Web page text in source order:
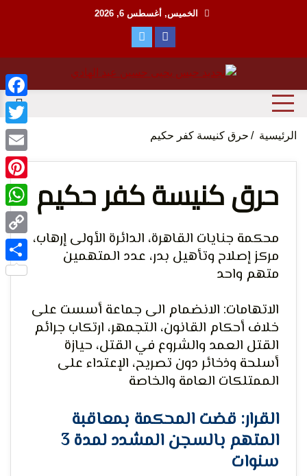
الخميس, أغسطس 6, 2026
الحق
لحرية
منظمة حقوقية مصرية تدافع عن حقوق الانسان
الرئيسية حرق كنيسة كفر حكيم
حرق كنيسة كفر حكيم
محكمة جنايات القاهرة، الدائرة الأولى إرهاب،
مركز إصلاح وتأهيل بدر، عدد المتهمين
متهم واحد
الاتهامات: الانضمام الى جماعة أسست على
خلاف أحكام القانون، التجمهر، ارتكاب جرائم
القتل العمد والشروع في القتل، حيازة
أسلحة وذخائر دون تصريح، الإعتداء على
الممتلكات العامة والخاصة
القرار: قضت المحكمة بمعاقبة
المتهم بالسجن المشدد لمدة 3
سنوات
Email
Copy
Link